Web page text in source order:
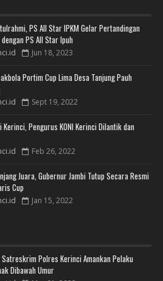
PS All Star IPKM Gelar Pertandingan
PS All Star Ipuh
Jun 18, 2023
Portim Cup Lima Desa Tanjung Pauh
Sept 19, 2022
Pengurus KONI Kerinci Dilantik dan
Feb 26, 2022
Juara, Gubernur Jambi Tutup Secara Resmi
Cup
Jan 15, 2022
Satreskrim Polres Kerinci Amankan Pelaku
Dibawah Umur